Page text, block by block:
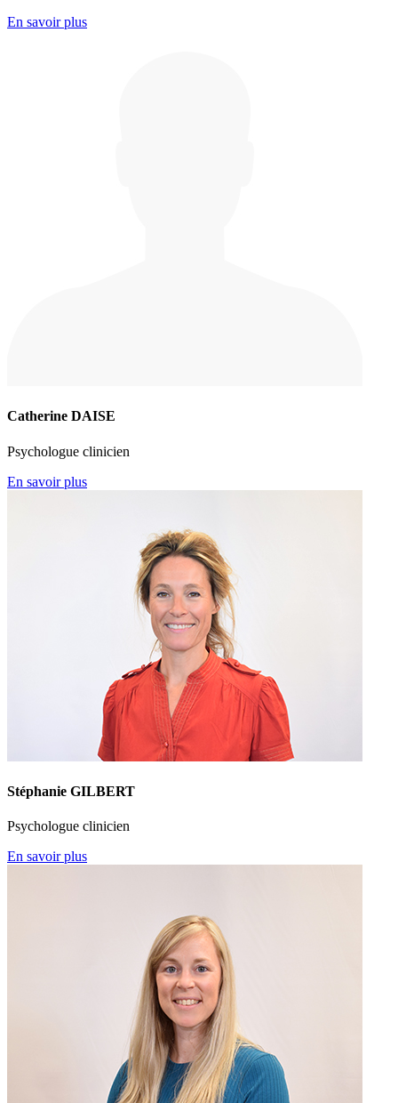
En savoir plus
Catherine DAISE
Psychologue clinicien
En savoir plus
Stéphanie GILBERT
Psychologue clinicien
En savoir plus